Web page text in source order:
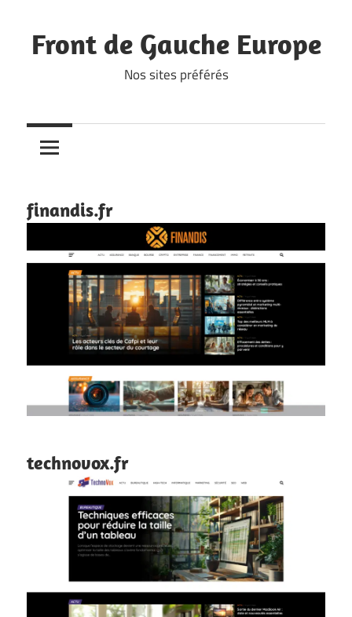
to
content
Front de Gauche Europe
Nos sites préférés
finandis.fr
technovox.fr